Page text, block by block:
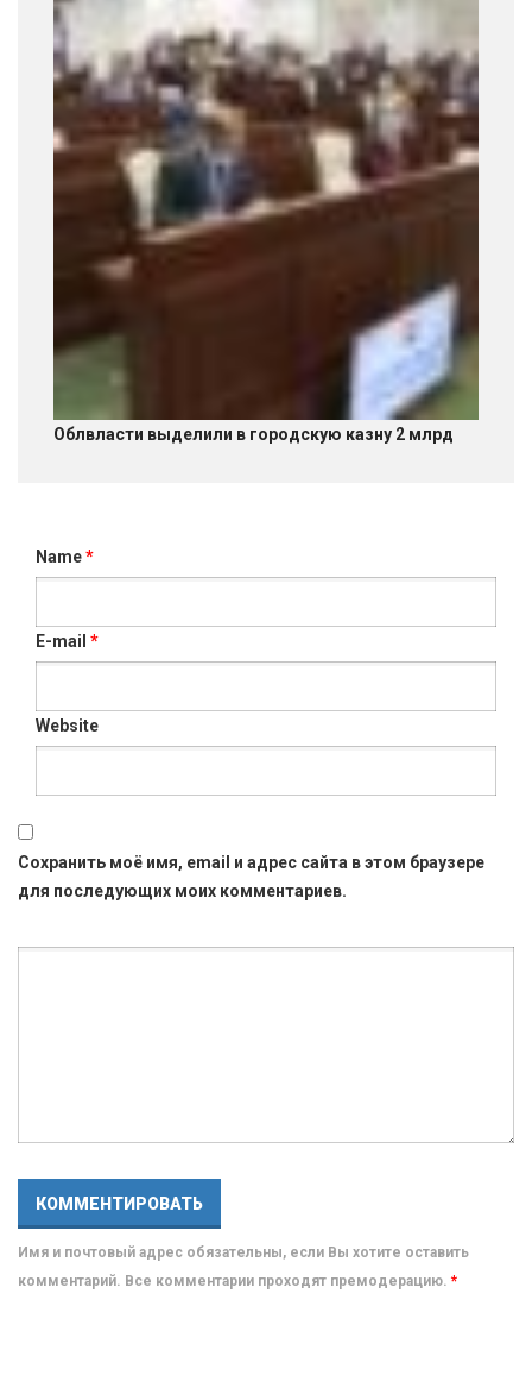
Облвласти выделили в городскую казну 2 млрд
Name*
E-mail *
Website
Сохранить моё имя, email и адрес сайта в этом браузере
для последующих моих комментариев.
Имя и почтовый адрес обязательны, если Вы хотите оставить
комментарий. Все комментарии проходят премодерацию. *